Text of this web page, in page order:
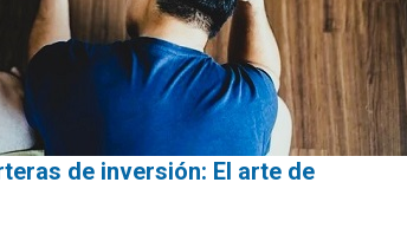
de inversión: El arte de